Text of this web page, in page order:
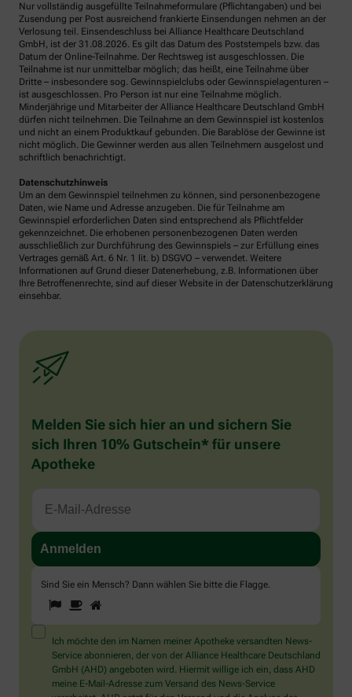
Nur vollständig ausgefüllte Teilnahmeformulare (Pflichtangaben) und bei
Zusendung per Post ausreichend frankierte Einsendungen nehmen an der
Verlosung teil. Einsendeschluss bei Alliance Healthcare Deutschland
GmbH, ist der 31.08.2026. Es gilt das Datum des Poststempels bzw. das
Datum der Online-Teilnahme. Der Rechtsweg ist ausgeschlossen. Die
Teilnahme ist nur unmittelbar möglich; das heißt, eine Teilnahme über
Dritte – insbesondere sog. Gewinnspielclubs oder Gewinnspielagenturen –
ist ausgeschlossen. Pro Person ist nur eine Teilnahme möglich.
Minderjährige und Mitarbeiter der Alliance Healthcare Deutschland GmbH
dürfen nicht teilnehmen. Die Teilnahme an dem Gewinnspiel ist kostenlos
und nicht an einem Produktkauf gebunden. Die Barablöse der Gewinne ist
nicht möglich. Die Gewinner werden aus allen Teilnehmern ausgelost und
schriftlich benachrichtigt.
Datenschutzhinweis
Um an dem Gewinnspiel teilnehmen zu können, sind personenbezogene
Daten, wie Name und Adresse anzugeben. Die für Teilnahme am
Gewinnspiel erforderlichen Daten sind entsprechend als Pflichtfelder
gekennzeichnet. Die erhobenen personenbezogenen Daten werden
ausschließlich zur Durchführung des Gewinnspiels – zur Erfüllung eines
Vertrages gemäß Art. 6 Nr. 1 lit. b) DSGVO – verwendet. Weitere
Informationen auf Grund dieser Datenerhebung, z.B. Informationen über
Ihre Betroffenenrechte, sind auf dieser Website in der Datenschutzerklärung
einsehbar.
Melden Sie sich hier an und sichern Sie
sich Ihren 10% Gutschein* für unsere
Apotheke
Sind Sie ein Mensch? Dann wählen Sie bitte die Flagge.
Sind
Sie
ein
Mensch?
Dann
wählen
Sie
1 2
Ich möchte den im Namen meiner Apotheke versandten News-
Service abonnieren, der von der Alliance Healthcare Deutschland
GmbH (AHD) angeboten wird. Hiermit willige ich ein, dass AHD
meine E-Mail-Adresse zum Versand des News-Service